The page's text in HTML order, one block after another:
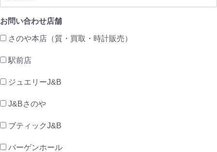
お問い合わせ店舗
さのや本店（質・買取・時計販売）
駅前店
ジュエリーJ&B
J&Bさのや
ブティックJ&B
バーゲンホール